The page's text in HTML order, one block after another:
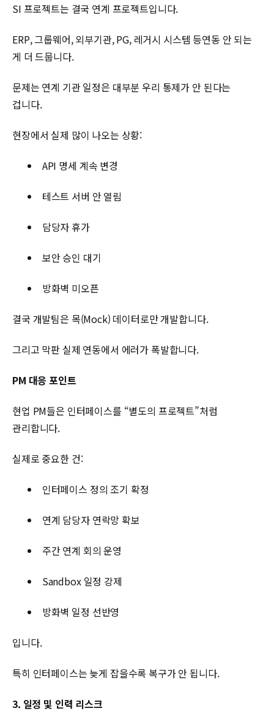
SI 프로젝트는 결국 연계 프로젝트입니다.
ERP, 그룹웨어, 외부기관, PG, 레거시 시스템 등연동 안 되는
게 더 드뭅니다.
문제는 연계 기관 일정은 대부분 우리 통제가 안 된다는
겁니다.
현장에서 실제 많이 나오는 상황:
API 명세 계속 변경
테스트 서버 안 열림
담당자 휴가
보안 승인 대기
방화벽 미오픈
결국 개발팀은 목(Mock) 데이터로만 개발합니다.
그리고 막판 실제 연동에서 에러가 폭발합니다.
PM 대응 포인트
현업 PM들은 인터페이스를 “별도의 프로젝트”처럼
관리합니다.
실제로 중요한 건:
인터페이스 정의 조기 확정
연계 담당자 연락망 확보
주간 연계 회의 운영
Sandbox 일정 강제
방화벽 일정 선반영
입니다.
특히 인터페이스는 늦게 잡을수록 복구가 안 됩니다.
3. 일정 및 인력 리스크